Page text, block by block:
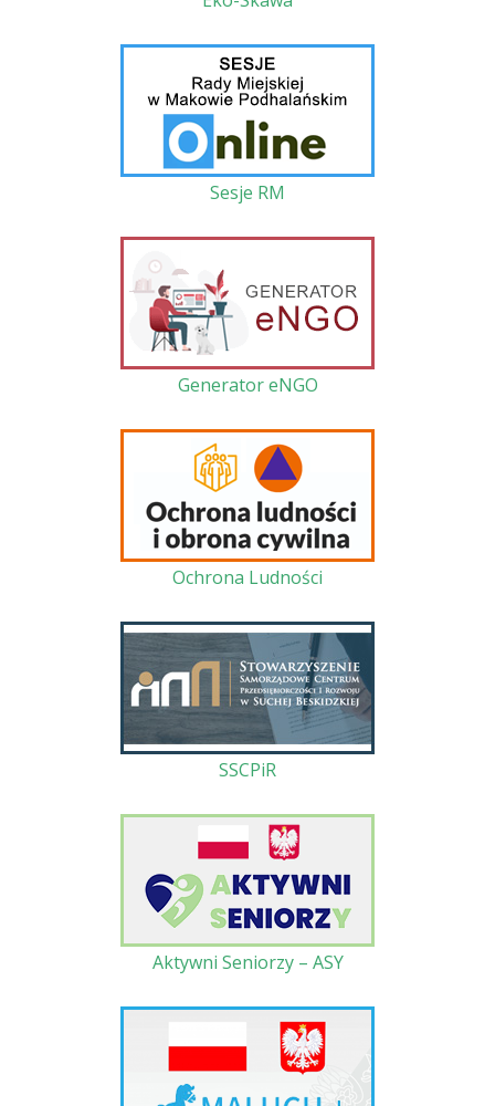
Sesje RM
Generator eNGO
Ochrona Ludności
SSCPiR
Aktywni Seniorzy – ASY